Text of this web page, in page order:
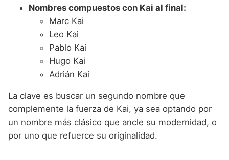
Nombres compuestos con Kai al final:
Marc Kai
Leo Kai
Pablo Kai
Hugo Kai
Adrián Kai
La clave es buscar un segundo nombre que
complemente la fuerza de Kai, ya sea optando por
un nombre más clásico que ancle su modernidad, o
por uno que refuerce su originalidad.